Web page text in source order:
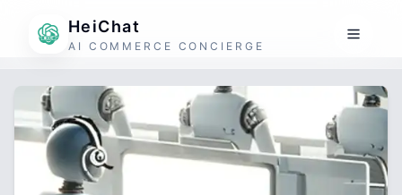
HeiChat
AI COMMERCE CONCIERGE